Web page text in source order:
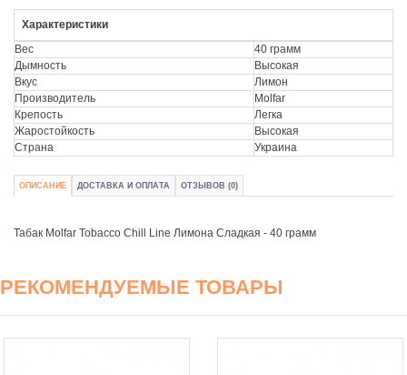
Характеристики
Вес
40 грамм
Дымность
Высокая
Вкус
Лимон
Производитель
Molfar
Крепость
Легка
Жаростойкость
Высокая
Страна
Украина
ОПИСАНИЕ ДОСТАВКА И ОПЛАТА ОТЗЫВОВ (0)
Табак Molfar Tobacco Chill Line Лимона Сладкая - 40 грамм
РЕКОМЕНДУЕМЫЕ ТОВАРЫ